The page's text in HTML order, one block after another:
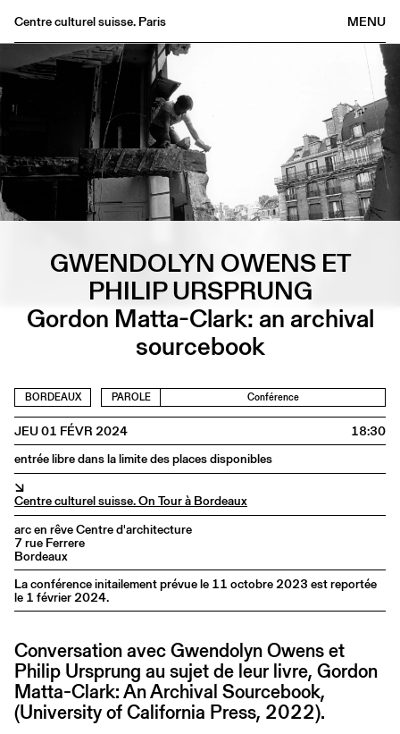
MENU
Centre culturel suisse. Paris
Agenda
Buvette
Médiathèque
ENGWENDOLYN OWENS ET
PHILIP URSPRUNG
Gordon Matta-Clark: an archival
sourcebook
BORDEAUX PAROLE Conférence
JEU 01 FÉVR 2024
18:30
entrée libre dans la limite des places disponibles
↘
Centre culturel suisse. On Tour à Bordeaux
arc en rêve Centre d'architecture
7 rue Ferrere
Bordeaux
La conférence initailement prévue le 11 octobre 2023 est reportée
le 1 février 2024.
Conversation avec Gwendolyn Owens et
Philip Ursprung au sujet de leur livre, Gordon
Matta-Clark: An Archival Sourcebook,
(University of California Press, 2022).